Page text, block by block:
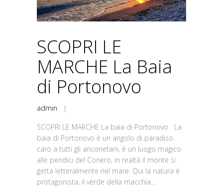
SCOPRI LE
MARCHE La Baia
di Portonovo
admin |
SCOPRI LE MARCHE La baia di Portonovo La
baia di Portonovo è un angolo di paradiso
caro a tutti gli anconetani, è un luogo magico
alle pendici del Conero, in realtà il monte si
getta letteralmente nel mare. Qui la natura è
protagonista, il verde della macchia...